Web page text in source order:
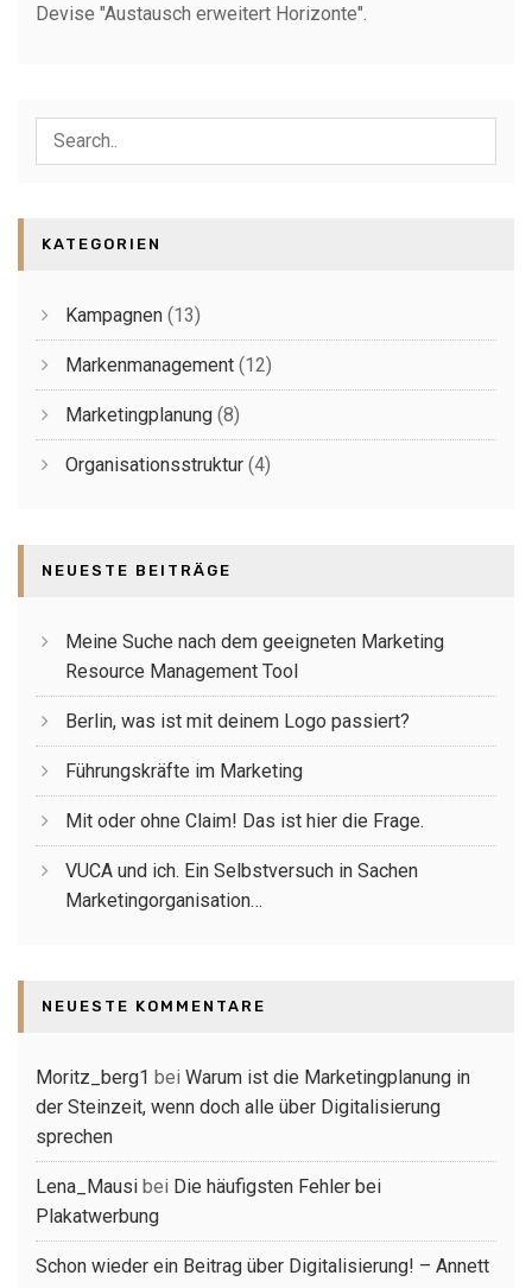
Devise "Austausch erweitert Horizonte".
KATEGORIEN
Kampagnen (13)
Markenmanagement (12)
Marketingplanung (8)
Organisationsstruktur (4)
NEUESTE BEITRÄGE
Meine Suche nach dem geeigneten Marketing
Resource Management Tool
Berlin, was ist mit deinem Logo passiert?
Führungskräfte im Marketing
Mit oder ohne Claim! Das ist hier die Frage.
VUCA und ich. Ein Selbstversuch in Sachen
Marketingorganisation…
NEUESTE KOMMENTARE
Moritz_berg1 bei Warum ist die Marketingplanung in
der Steinzeit, wenn doch alle über Digitalisierung
sprechen
Lena_Mausi bei Die häufigsten Fehler bei
Plakatwerbung
Schon wieder ein Beitrag über Digitalisierung! – Annett